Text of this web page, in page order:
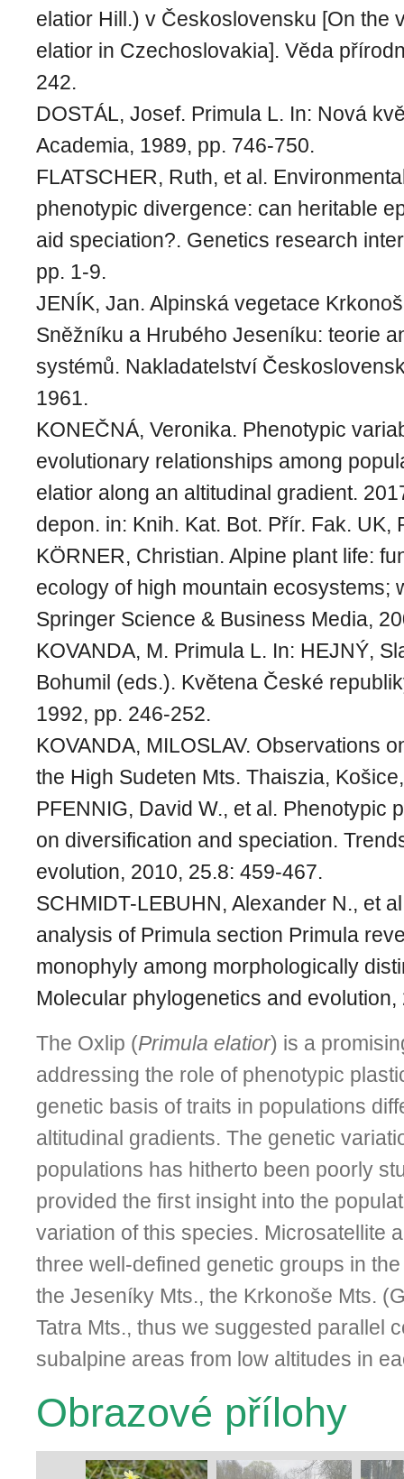
elatior Hill.) v Československu [On the
elatior in Czechoslovakia]. Věda
242.
DOSTÁL, Josef. Primula L. In: Nová
Academia, 1989, pp. 746-750.
FLATSCHER, Ruth, et al.
phenotypic divergence: can heritable
aid speciation?. Genetics research
pp. 1-9.
JENÍK, Jan. Alpinská vegetace
Sněžníku a Hrubého Jeseníku: teorie
systémů. Nakladatelství
1961.
KONEČNÁ, Veronika. Phenotypic
evolutionary relationships among
elatior along an altitudinal gradient.
depon. in: Knih. Kat. Bot. Přír. Fak. UK,
KÖRNER, Christian. Alpine plant life:
ecology of high mountain ecosystems;
Springer Science & Business Media,
KOVANDA, M. Primula L. In: HEJNÝ,
Bohumil (eds.). Květena České
1992, pp. 246-252.
KOVANDA, MILOSLAV. Observations
the High Sudeten Mts. Thaiszia,
PFENNIG, David W., et al. Phenotypic
on diversification and speciation.
evolution, 2010, 25.8: 459-467.
SCHMIDT-LEBUHN, Alexander N., et
analysis of Primula section Primula
monophyly among morphologically
Molecular phylogenetics and
The Oxlip (Primula elatior) is a
addressing the role of phenotypic
genetic basis of traits in populations
altitudinal gradients. The genetic
populations has hitherto been poorly
provided the first insight into the
variation of this species. Microsatellite
three well-defined genetic groups in
the Jeseníky Mts., the Krkonoše Mts.
Tatra Mts., thus we suggested parallel
subalpine areas from low altitudes in
Obrazové přílohy